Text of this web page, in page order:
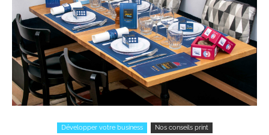
Développer votre business Nos conseils print